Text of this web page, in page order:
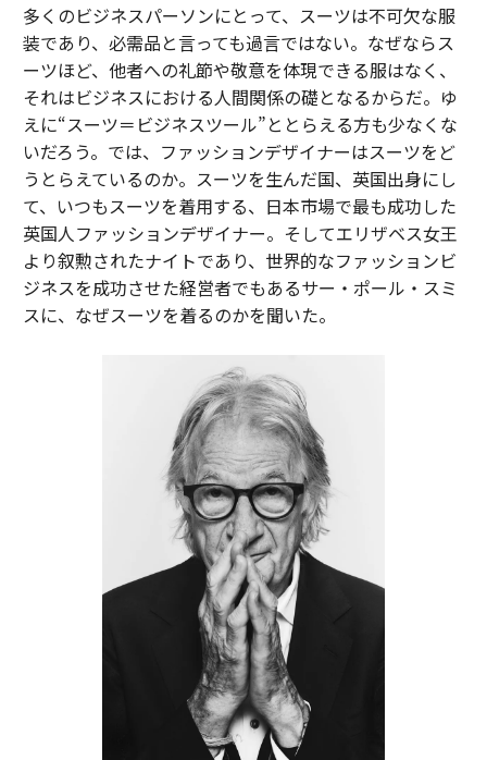
多くのビジネスパーソンにとって、スーツは不可欠な服
装であり、必需品と言っても過言ではない。なぜならス
ーツほど、他者への礼節や敬意を体現できる服はなく、
それはビジネスにおける人間関係の礎となるからだ。ゆ
えに“スーツ＝ビジネスツール”ととらえる方も少なくな
いだろう。では、ファッションデザイナーはスーツをど
うとらえているのか。スーツを生んだ国、英国出身にし
て、いつもスーツを着用する、日本市場で最も成功した
英国人ファッションデザイナー。そしてエリザベス女王
より叙勲されたナイトであり、世界的なファッションビ
ジネスを成功させた経営者でもあるサー・ポール・スミ
スに、なぜスーツを着るのかを聞いた。